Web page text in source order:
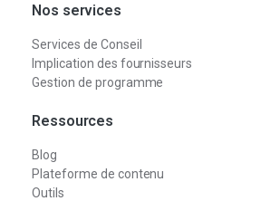
Nos services
Services de Conseil
Implication des fournisseurs
Gestion de programme
Ressources
Blog
Plateforme de contenu
Outils